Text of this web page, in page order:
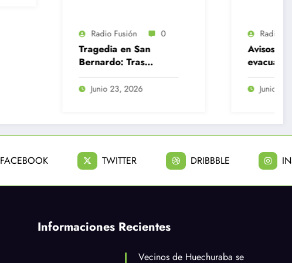
Radio Fusión
Avisos de bomba y
evacuaciones lunes en
el GAM y Centro de
FACEBOOK TWITTER DRIBBBLE
Informaciones Recientes
Vecinos de Huechuraba se